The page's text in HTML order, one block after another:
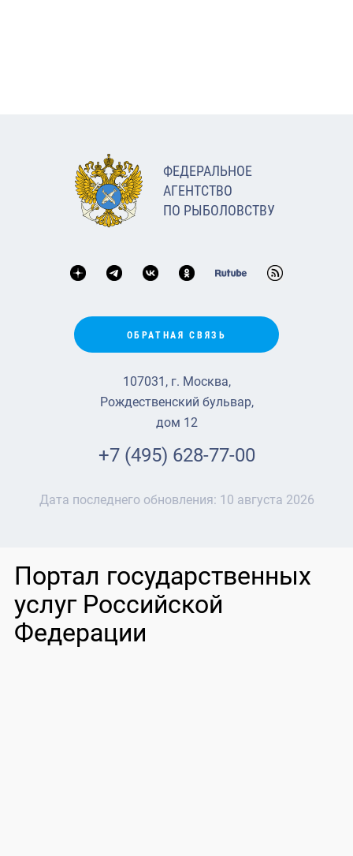
ФЕДЕРАЛЬНОЕ
АГЕНТСТВО
ПО РЫБОЛОВСТВУ
ОБРАТНАЯ СВЯЗЬ
107031, г. Москва,
Рождественский бульвар,
дом 12
+7 (495) 628-77-00
Дата последнего обновления: 10 августа 2026
Портал государственных
услуг Российской
Федерации